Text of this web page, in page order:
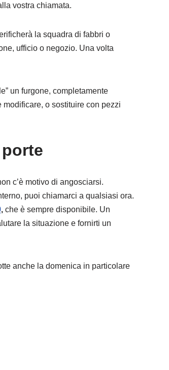
vostra chiamata.
la squadra di fabbri o
ufficio o negozio. Una volta
un furgone, completamente
o sostituire con pezzi
c’è motivo di angosciarsi.
puoi chiamarci a qualsiasi ora.
, che è sempre disponibile. Un
la situazione e fornirti un
anche la domenica in particolare